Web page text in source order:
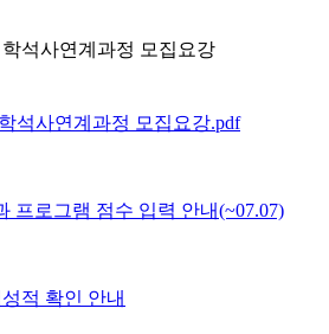
석사연계과정 모집요강
석사연계과정 모집요강.pdf
프로그램 점수 입력 안내(~07.07)
적 확인 안내